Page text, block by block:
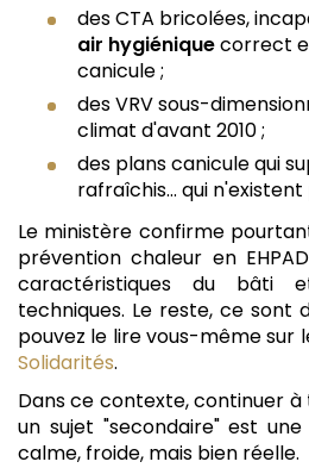
des CTA bricolées,
air hygiéniquecorrect
canicule ;
des VRV sous-
climat d'avant 2010 ;
des plans canicule qui
rafraîchis... qui
Le ministère confirme
prévention chaleur en
caractéristiques du bâti
techniques. Le reste, ce sont
pouvez le lire vous-même sur
Solidarités.
Dans ce contexte, continuer
un sujet "secondaire" est
calme, froide, mais bien réelle.